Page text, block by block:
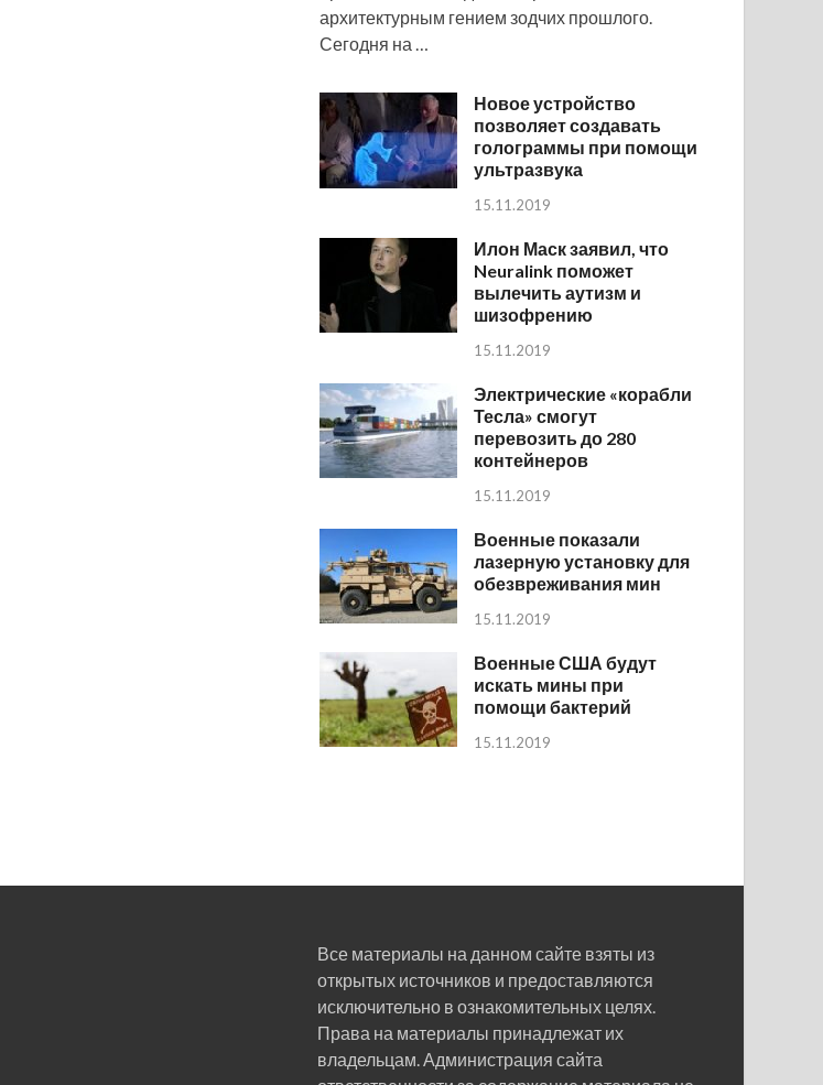
архитектурным гением зодчих прошлого.
Сегодня на …
Новое устройство
позволяет создавать
голограммы при помощи
ультразвука
15.11.2019
Илон Маск заявил, что
Neuralink поможет
вылечить аутизм и
шизофрению
15.11.2019
Электрические «корабли
Тесла» смогут
перевозить до 280
контейнеров
15.11.2019
Военные показали
лазерную установку для
обезвреживания мин
15.11.2019
Военные США будут
искать мины при
помощи бактерий
15.11.2019
Все материалы на данном сайте взяты из
открытых источников и предоставляются
исключительно в ознакомительных целях.
Права на материалы принадлежат их
владельцам. Администрация сайта